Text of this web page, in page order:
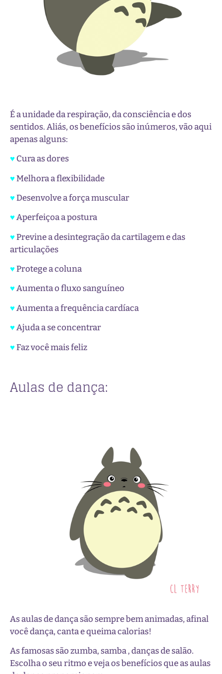
É a unidade da respiração, da consciência e dos
sentidos. Aliás, os benefícios são inúmeros, vão aqui
apenas alguns:
♥Cura as dores
♥Melhora a flexibilidade
♥Desenvolve a força muscular
♥Aperfeiçoa a postura
♥Previne a desintegração da cartilagem e das
articulações
♥Protege a coluna
♥Aumenta o fluxo sanguíneo
♥Aumenta a frequência cardíaca
♥Ajuda a se concentrar
♥Faz você mais feliz
Aulas de dança:
As aulas de dança são sempre bem animadas, afinal
você dança, canta e queima calorias!
As famosas são zumba, samba , danças de salão.
Escolha o seu ritmo e veja os benefícios que as aulas